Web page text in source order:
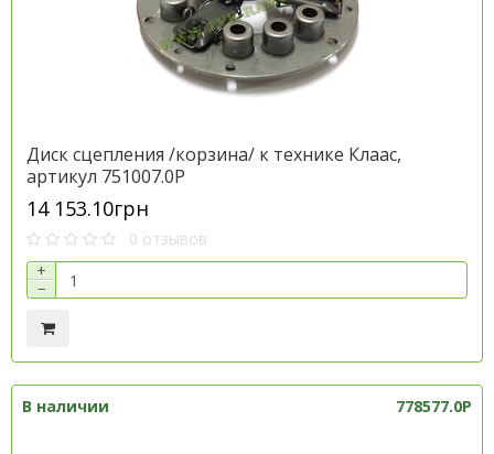
Диск сцепления /корзина/ к технике Клаас,
артикул 751007.0P
14 153.10грн
0 отзывов
+
−
В наличии 778577.0P